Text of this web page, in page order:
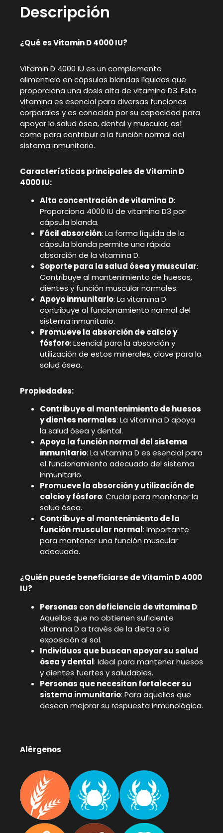
Descripción
¿Qué es Vitamin D 4000 IU?
Vitamin D 4000 IU es un complemento
alimenticio en cápsulas blandas líquidas que
proporciona una dosis alta de vitamina D3. Esta
vitamina es esencial para diversas funciones
corporales y es conocida por su capacidad para
apoyar la salud ósea, dental y muscular, así
como para contribuir a la función normal del
sistema inmunitario.
Características principales de Vitamin D
4000 IU:
Alta concentración de vitamina D:
Proporciona 4000 IU de vitamina D3 por
cápsula blanda.
Fácil absorción: La forma líquida de la
cápsula blanda permite una rápida
absorción de la vitamina D.
Soporte para la salud ósea y muscular:
Contribuye al mantenimiento de huesos,
dientes y función muscular normales.
Apoyo inmunitario: La vitamina D
contribuye al funcionamiento normal del
sistema inmunitario.
Promueve la absorción de calcio y
fósforo: Esencial para la absorción y
utilización de estos minerales, clave para la
salud ósea.
Propiedades:
Contribuye al mantenimiento de huesos
y dientes normales: La vitamina D apoya
la salud ósea y dental.
Apoya la función normal del sistema
inmunitario: La vitamina D es esencial para
el funcionamiento adecuado del sistema
inmunitario.
Promueve la absorción y utilización de
calcio y fósforo: Crucial para mantener la
salud ósea.
Contribuye al mantenimiento de la
función muscular normal: Importante
para mantener una función muscular
adecuada.
¿Quién puede beneficiarse de Vitamin D 4000
IU?
Personas con deficiencia de vitamina D:
Aquellos que no obtienen suficiente
vitamina D a través de la dieta o la
exposición al sol.
Individuos que buscan apoyar su salud
ósea y dental: Ideal para mantener huesos
y dientes fuertes y saludables.
Personas que necesitan fortalecer su
sistema inmunitario: Para aquellos que
desean mejorar su respuesta inmunológica.
Alérgenos